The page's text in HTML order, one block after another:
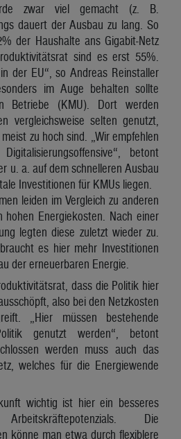
zwar viel gemacht (z. B.
dauert der Ausbau zu lang. So
der Haushalte ans Gigabit-Netz
sind es erst 55%.
der EU“, so Andreas Reinstaller
im Auge behalten sollte
Betriebe (KMU). Dort werden
vergleichsweise selten genutzt,
zu hoch sind. „Wir empfehlen
betont
u. a. auf dem schnelleren Ausbau
Investitionen für KMUs liegen.
leiden im Vergleich zu anderen
Energiekosten. Nach einer
legten diese zuletzt wieder zu.
es hier mehr Investitionen
der erneuerbaren Energie.
dass die Politik hier
also bei den Netzkosten
„Hier müssen bestehende
genutzt werden“, betont
werden muss auch das
welches für die Energiewende
wichtig ist hier ein besseres
Die
könne man etwa durch flexiblere